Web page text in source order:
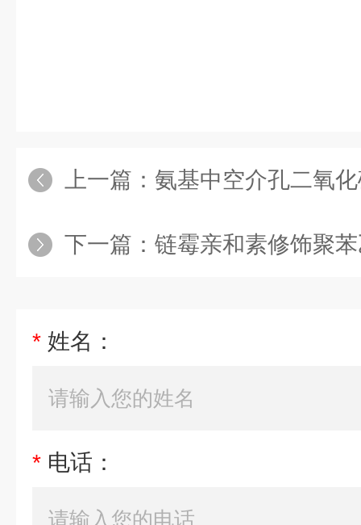
上一篇： 氨基中空介孔二氧
下一篇： 链霉亲和素修饰聚
* 姓名：
* 电话：